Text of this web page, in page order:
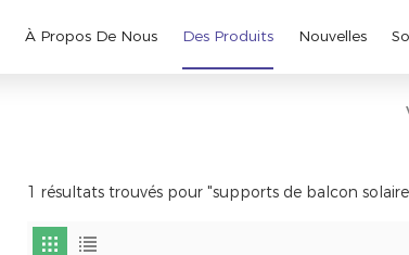
À Propos De Nous Des Produits Nouvelles
1 résultats trouvés pour "supports de balcon